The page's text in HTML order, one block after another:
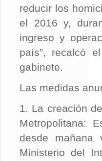
reducir los
el 2016 y,
ingreso y
país”, recalcó
gabinete.
Las medidas
1. La creación
Metropolitana:
desde
Ministerio del